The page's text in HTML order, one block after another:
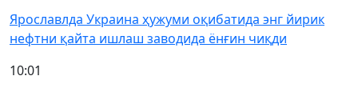
Ярославлда Украина ҳужуми оқибатида энг йирик
нефтни қайта ишлаш заводида ёнғин чиқди
10:01